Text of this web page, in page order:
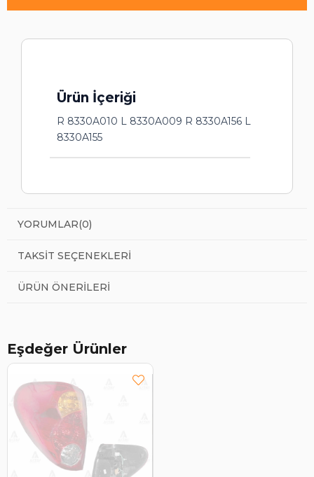
Ürün İçeriği
R 8330A010 L 8330A009 R 8330A156 L
8330A155
YORUMLAR(0)
TAKSIT SEÇENEKLERI
ÜRÜN ÖNERILERI
Eşdeğer Ürünler